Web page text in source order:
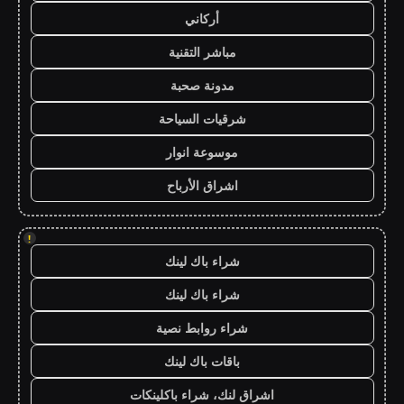
أركاني
مباشر التقنية
مدونة صحبة
شرقيات السياحة
موسوعة انوار
اشراق الأرباح
!
شراء باك لينك
شراء باك لينك
شراء روابط نصية
باقات باك لينك
اشراق لنك، شراء باكلينكات